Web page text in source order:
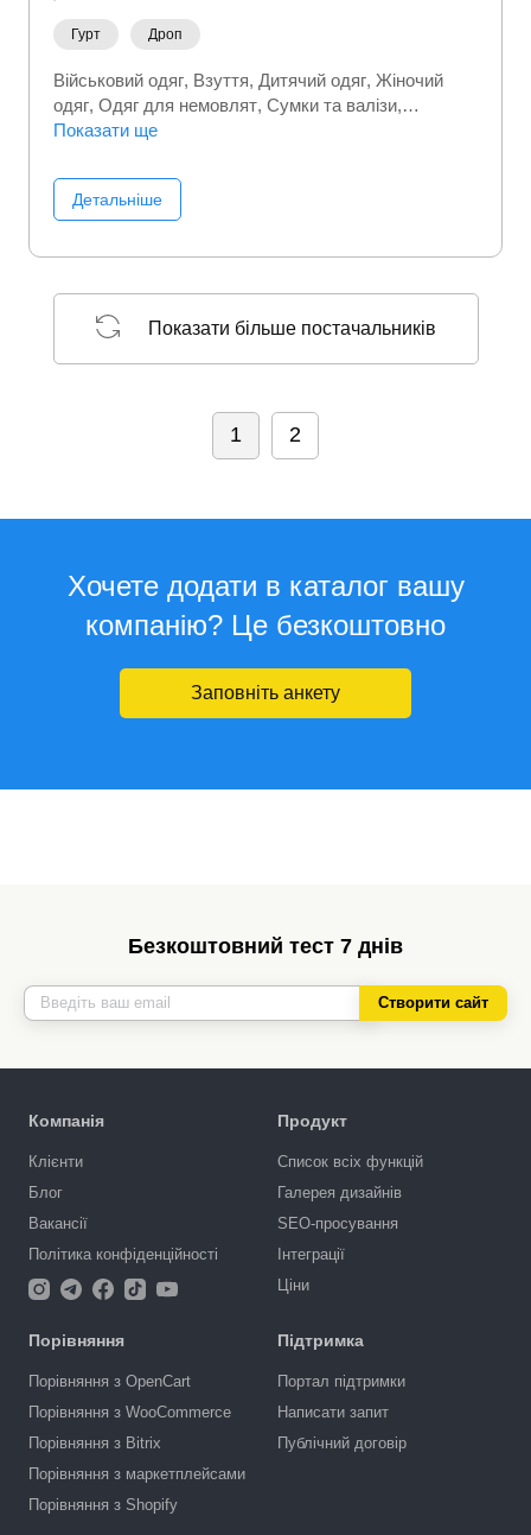
Гурт Дроп
Військовий одяг Взуття Дитячий одяг Жіночий
одяг Одяг для немовлят Сумки та валізи
Чоловічий одяг
Показати ще
Детальніше
Показати більше постачальників
1 2
Хочете додати в каталог вашу
компанію? Це безкоштовно
Заповніть анкету
Безкоштовний тест 7 днів
Створити сайт
Компанія
Клієнти
Блог
Вакансії
Політика конфіденційності
Продукт
Список всіх функцій
Галерея дизайнів
SEO-просування
Інтеграції
Ціни
Порівняння
Порівняння з OpenCart
Порівняння з WooCommerce
Порівняння з Bitrix
Порівняння з маркетплейсами
Порівняння з Shopify
Підтримка
Портал підтримки
Написати запит
Публічний договір